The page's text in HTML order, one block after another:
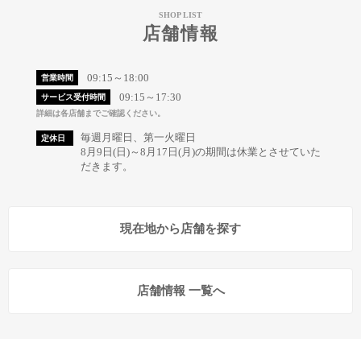
SHOP LIST
店舗情報
営業時間 09:15～18:00
サービス受付時間 09:15～17:30
詳細は各店舗までご確認ください。
定休日
毎週月曜日、第一火曜日
8月9日(日)～8月17日(月)の期間は休業とさせていた
だきます。
現在地から店舗を探す
店舗情報 一覧へ